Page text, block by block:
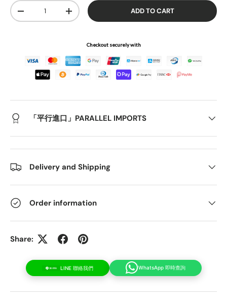
Qty
DECREASE QUANTITYINCREASE QUANTITYADD TO CART
Checkout securely with
「平行進口」PARALLEL IMPORTS
Delivery and Shipping
Order information
Share:
LINE 聯絡我們 WhatsApp 即時查詢